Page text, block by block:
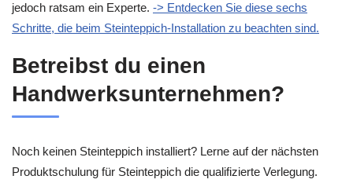
jedoch ratsam ein Experte. -> Entdecken Sie diese sechs
Schritte, die beim Steinteppich-Installation zu beachten sind.
Betreibst du einen
Handwerksunternehmen?
Noch keinen Steinteppich installiert? Lerne auf der nächsten
Produktschulung für Steinteppich die qualifizierte Verlegung.